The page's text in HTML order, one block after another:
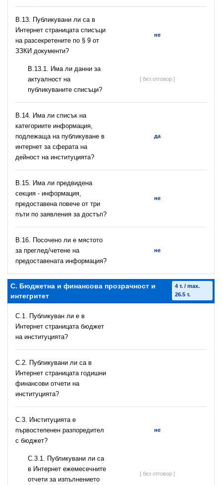
В.13. Публикувани ли са в
Интернет страницата списъци
на разсекретените по § 9 от
ЗЗКИ документи?
не
В.13.1. Има ли данни за
актуалност на
публикуваните списъци?
[ без отговор ]
В.14. Има ли списък на
категориите информация,
подлежаща на публикуване в
интернет за сферата на
дейност на институцията?
да
В.15. Има ли предвидена
секция - информация,
предоставена повече от три
пъти по заявления за достъп?
не
В.16. Посочено ли е мястото
за преглед/четене на
предоставената информация?
не
C. Бюджетна и финансова прозрачност и
интегритет
4 т. / max.
26.5 т.
C.1. Публикуван ли е в
Интернет страницата бюджет
на институцията?
C.2. Публикувани ли са в
Интернет страницата годишни
финансови отчети на
институцията?
C.3. Институцията е
първостепенен разпоредител
с бюджет?
не
С.3.1. Публикувани ли са
в Интернет ежемесечните
отчети за изпълнението
[ без отговор ]